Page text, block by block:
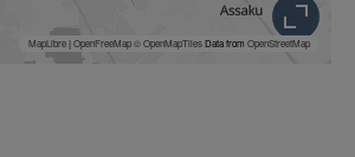
MapLibre|OpenFreeMap© OpenMapTilesData from OpenStreetMap